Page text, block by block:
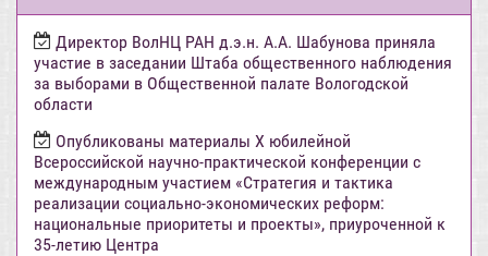
Директор ВолНЦ РАН д.э.н. А.А. Шабунова приняла
участие в заседании Штаба общественного наблюдения
за выборами в Общественной палате Вологодской
области
Опубликованы материалы X юбилейной
Всероссийской научно-практической конференции с
международным участием «Стратегия и тактика
реализации социально-экономических реформ:
национальные приоритеты и проекты», приуроченной к
35-летию Центра